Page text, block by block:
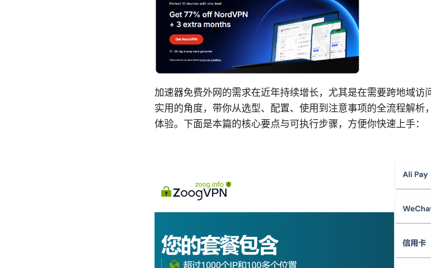
加速器免费外网的需求在近年持续增长，尤其是在需要跨地域访
实用的角度，带你从选型、配置、使用到注意事项的全流程解
体验。下面是本篇的核心要点与可执行步骤，方便你快速上手：